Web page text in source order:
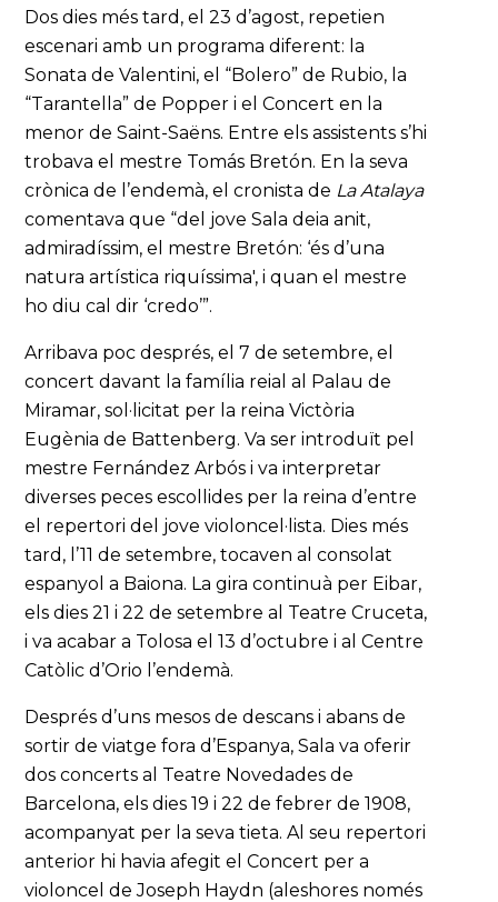
Dos dies més tard, el 23 d’agost, repetien
escenari amb un programa diferent: la
Sonata de Valentini, el “Bolero” de Rubio, la
“Tarantella” de Popper i el Concert en la
menor de Saint-Saëns. Entre els assistents s’hi
trobava el mestre Tomás Bretón. En la seva
crònica de l’endemà, el cronista de La Atalaya
comentava que “del jove Sala deia anit,
admiradíssim, el mestre Bretón: ‘és d’una
natura artística riquíssima', i quan el mestre
ho diu cal dir ‘credo’”.
Arribava poc després, el 7 de setembre, el
concert davant la família reial al Palau de
Miramar, sol·licitat per la reina Victòria
Eugènia de Battenberg. Va ser introduït pel
mestre Fernández Arbós i va interpretar
diverses peces escollides per la reina d’entre
el repertori del jove violoncel·lista. Dies més
tard, l’11 de setembre, tocaven al consolat
espanyol a Baiona. La gira continuà per Eibar,
els dies 21 i 22 de setembre al Teatre Cruceta,
i va acabar a Tolosa el 13 d’octubre i al Centre
Catòlic d’Orio l’endemà.
Després d’uns mesos de descans i abans de
sortir de viatge fora d’Espanya, Sala va oferir
dos concerts al Teatre Novedades de
Barcelona, els dies 19 i 22 de febrer de 1908,
acompanyat per la seva tieta. Al seu repertori
anterior hi havia afegit el Concert per a
violoncel de Joseph Haydn (aleshores només